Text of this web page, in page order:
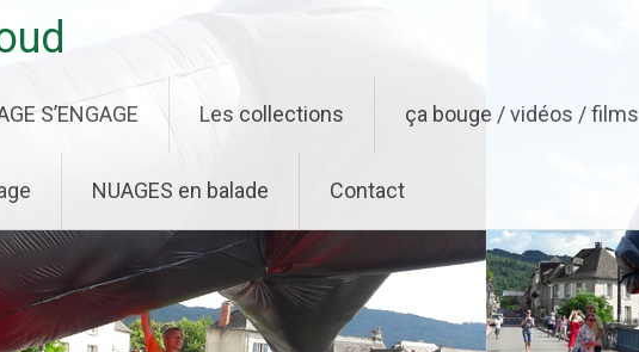
S’ENGAGE Les collections ça bouge / vidéos / films
NUAGES en balade Contact